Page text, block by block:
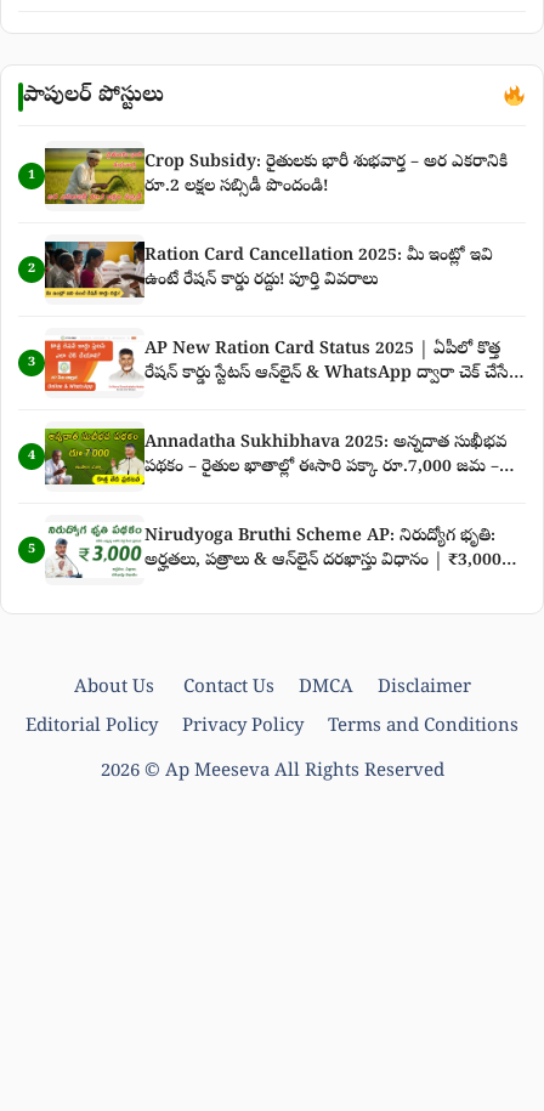
పాపులర్ పోస్టులు
1
Crop Subsidy: రైతులకు భారీ శుభవార్త – అర ఎకరానికి
రూ.2 లక్షల సబ్సిడీ పొందండి!
2
Ration Card Cancellation 2025: మీ ఇంట్లో ఇవి
ఉంటే రేషన్ కార్డు రద్దు! పూర్తి వివరాలు
3
AP New Ration Card Status 2025 | ఏపీలో కొత్త
రేషన్ కార్డు స్టేటస్ ఆన్‌లైన్ & WhatsApp ద్వారా చెక్ చేసే
4
Annadatha Sukhibhava 2025: అన్నదాత సుఖీభవ
పథకం – రైతుల ఖాతాల్లో ఈసారి పక్కా రూ.7,000 జమ –
5
Nirudyoga Bruthi Scheme AP: నిరుద్యోగ భృతి:
అర్హతలు, పత్రాలు & ఆన్‌లైన్ దరఖాస్తు విధానం | ₹3,000
About Us Contact Us DMCA
Disclaimer
Editorial Policy
Privacy Policy
Terms and Conditions
2026 © Ap Meeseva All Rights Reserved